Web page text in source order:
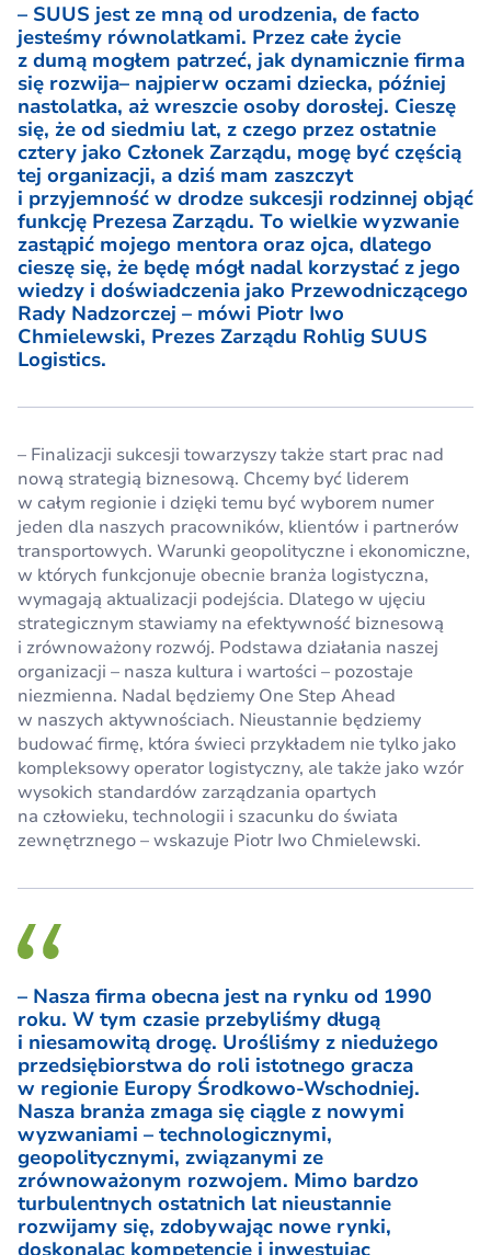
– SUUS jest ze mną od urodzenia, de facto
jesteśmy równolatkami. Przez całe życie
z dumą mogłem patrzeć, jak dynamicznie firma
się rozwija– najpierw oczami dziecka, później
nastolatka, aż wreszcie osoby dorosłej. Cieszę
się, że od siedmiu lat, z czego przez ostatnie
cztery jako Członek Zarządu, mogę być częścią
tej organizacji, a dziś mam zaszczyt
i przyjemność w drodze sukcesji rodzinnej objąć
funkcję Prezesa Zarządu. To wielkie wyzwanie
zastąpić mojego mentora oraz ojca, dlatego
cieszę się, że będę mógł nadal korzystać z jego
wiedzy i doświadczenia jako Przewodniczącego
Rady Nadzorczej – mówi Piotr Iwo
Chmielewski, Prezes Zarządu Rohlig SUUS
Logistics.
– Finalizacji sukcesji towarzyszy także start prac nad
nową strategią biznesową. Chcemy być liderem
w całym regionie i dzięki temu być wyborem numer
jeden dla naszych pracowników, klientów i partnerów
transportowych. Warunki geopolityczne i ekonomiczne,
w których funkcjonuje obecnie branża logistyczna,
wymagają aktualizacji podejścia. Dlatego w ujęciu
strategicznym stawiamy na efektywność biznesową
i zrównoważony rozwój. Podstawa działania naszej
organizacji – nasza kultura i wartości – pozostaje
niezmienna. Nadal będziemy One Step Ahead
w naszych aktywnościach. Nieustannie będziemy
budować firmę, która świeci przykładem nie tylko jako
kompleksowy operator logistyczny, ale także jako wzór
wysokich standardów zarządzania opartych
na człowieku, technologii i szacunku do świata
zewnętrznego – wskazuje Piotr Iwo Chmielewski.
– Nasza firma obecna jest na rynku od 1990
roku. W tym czasie przebyliśmy długą
i niesamowitą drogę. Urośliśmy z niedużego
przedsiębiorstwa do roli istotnego gracza
w regionie Europy Środkowo-Wschodniej.
Nasza branża zmaga się ciągle z nowymi
wyzwaniami – technologicznymi,
geopolitycznymi, związanymi ze
zrównoważonym rozwojem. Mimo bardzo
turbulentnych ostatnich lat nieustannie
rozwijamy się, zdobywając nowe rynki,
doskonaląc kompetencje i inwestując